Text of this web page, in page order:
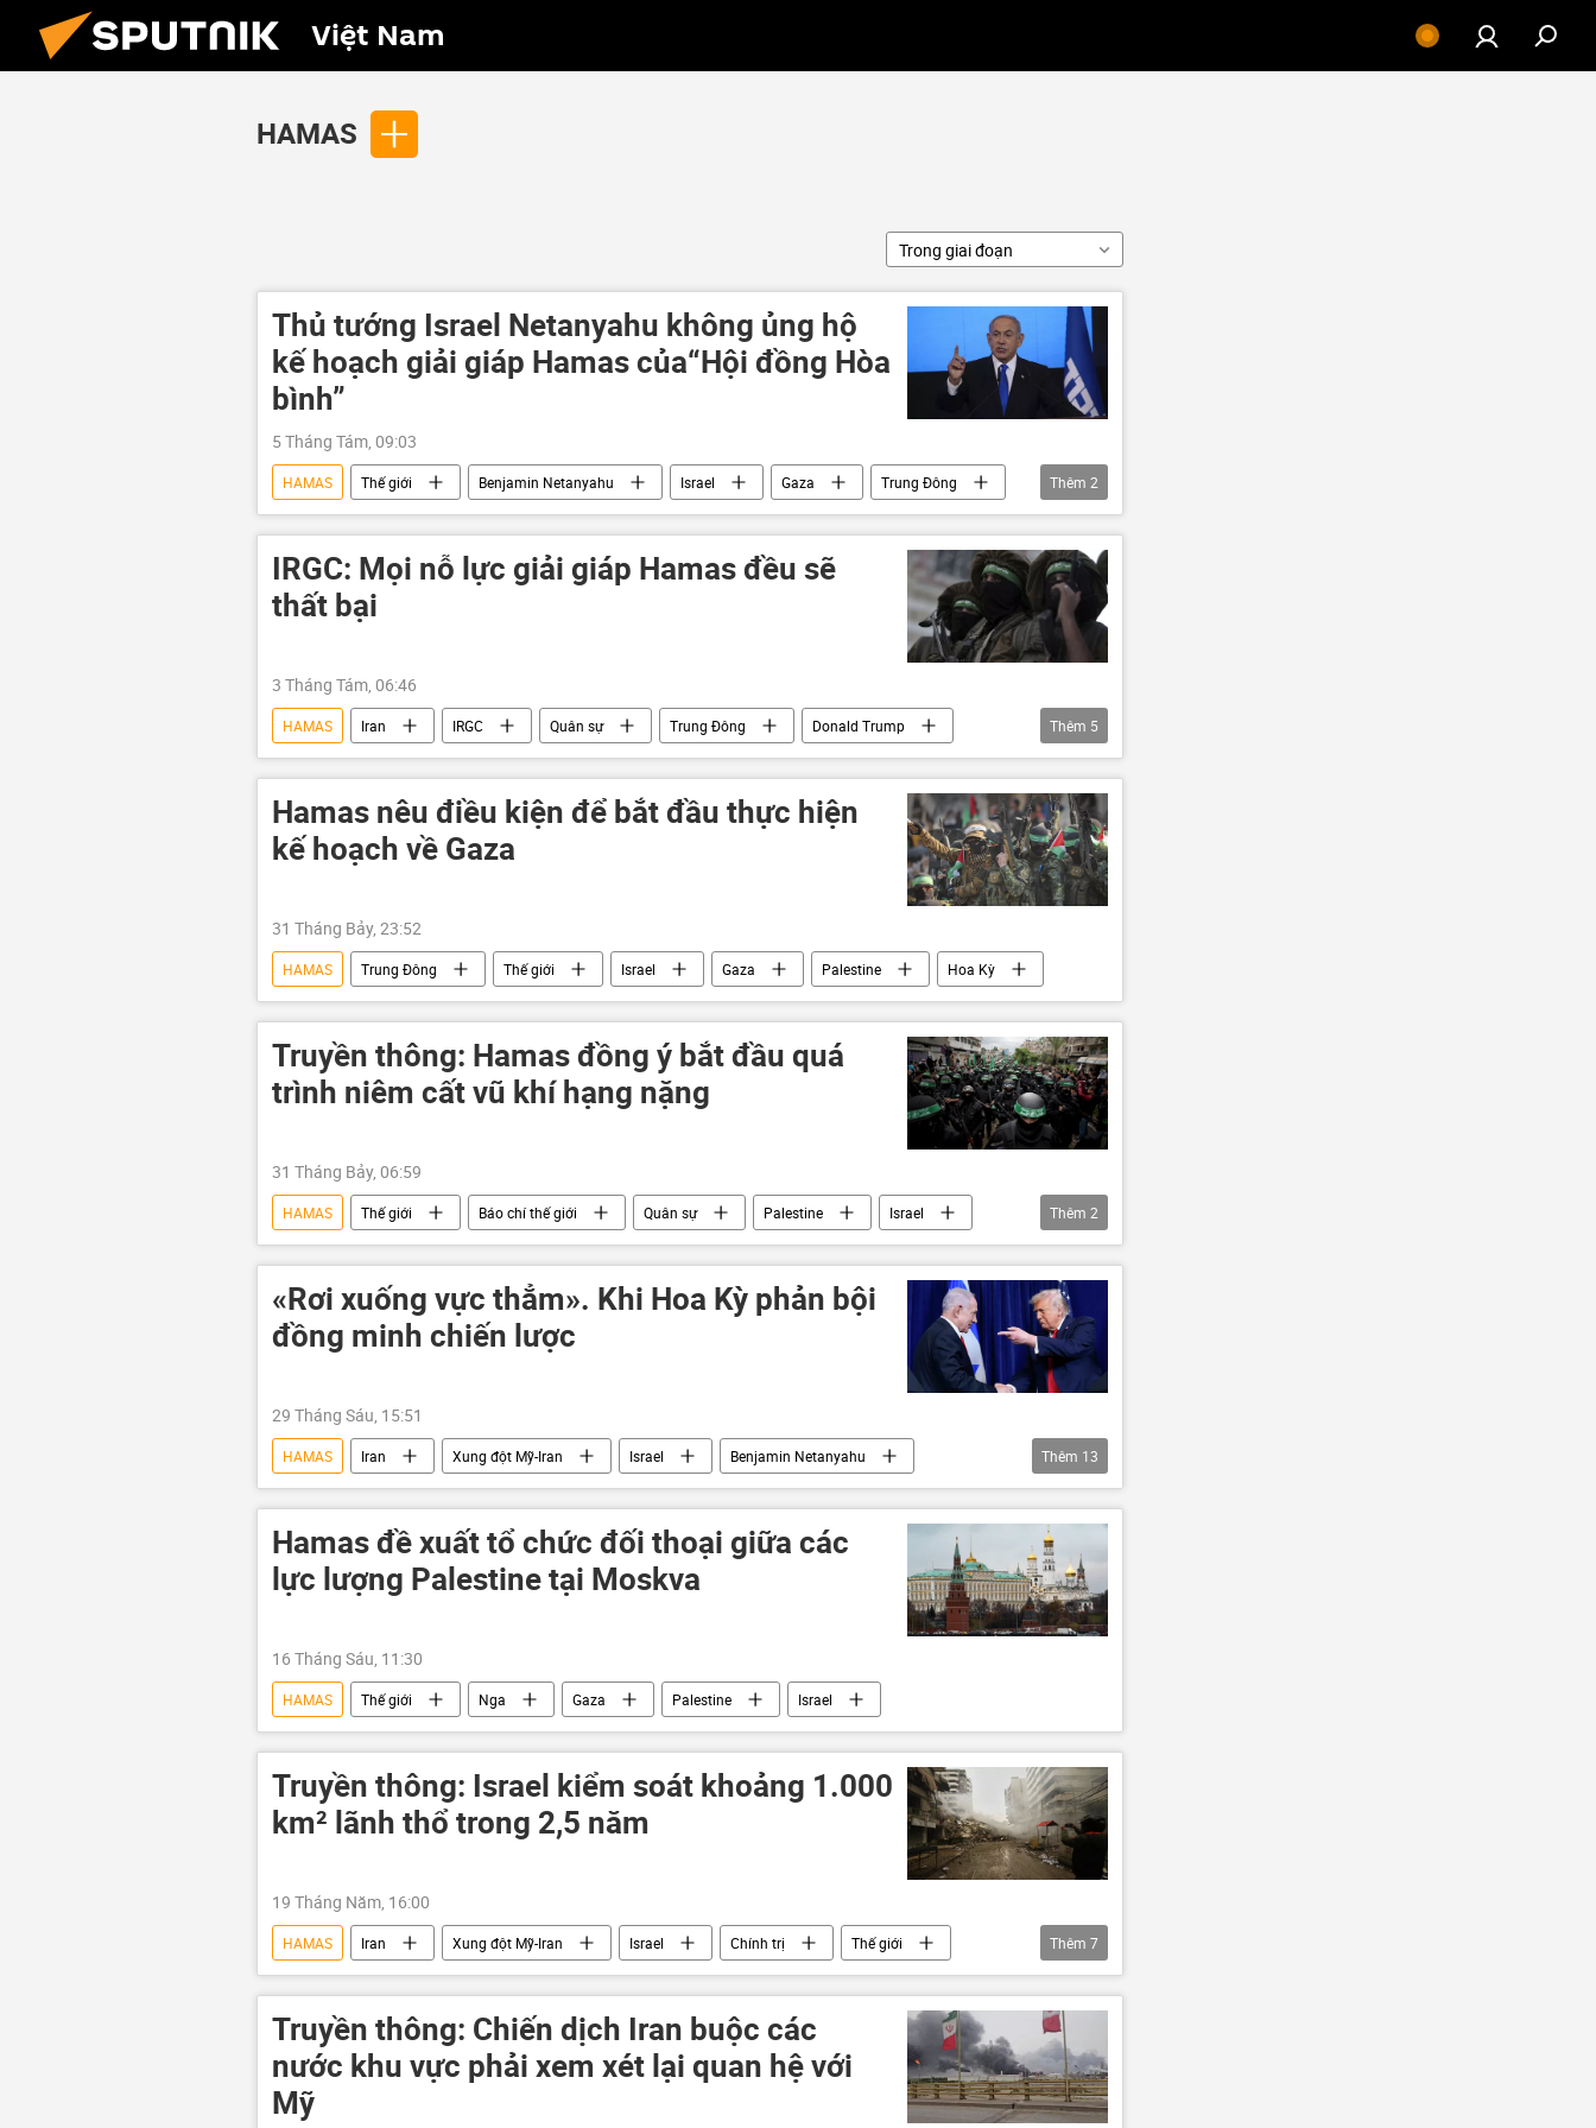
Việt Nam
HAMAS
Trong giai đoạn
Thủ tướng Israel Netanyahu không ủng hộ
kế hoạch giải giáp Hamas của“Hội đồng Hòa
bình”
5 Tháng Tám, 09:03
HAMAS Thế giới Benjamin Netanyahu Israel Gaza
Trung Đông
Donald Trump
Hoa Kỳ
Thêm 2
IRGC: Mọi nỗ lực giải giáp Hamas đều sẽ
thất bại
3 Tháng Tám, 06:46
HAMAS Iran IRGC Quân sự Trung Đông
Donald Trump
Hoa Kỳ
Xung đột Mỹ-Iran Gaza
Israel
Leo thang căng thẳng giữa Israel và Iran
Thêm 5
Hamas nêu điều kiện để bắt đầu thực hiện
kế hoạch về Gaza
31 Tháng Bảy, 23:52
HAMAS Trung Đông Thế giới Israel Gaza Palestine Hoa Kỳ
Truyền thông: Hamas đồng ý bắt đầu quá
trình niêm cất vũ khí hạng nặng
31 Tháng Bảy, 06:59
HAMAS Thế giới Báo chí thế giới Quân sự Palestine
Israel
Trung Đông
Gaza
Thêm 2
«Rơi xuống vực thẳm». Khi Hoa Kỳ phản bội
đồng minh chiến lược
29 Tháng Sáu, 15:51
HAMAS Iran Xung đột Mỹ-Iran Israel
Benjamin Netanyahu
"Hezbollah"
Chính trị Thế giới Hoa Kỳ
xung đột quân sự
xung đột
Chính sách Hungary Donald Trump
Romania
Canada
Quan điểm-Ý kiến Trung Đông
Thêm 13
Hamas đề xuất tổ chức đối thoại giữa các
lực lượng Palestine tại Moskva
16 Tháng Sáu, 11:30
HAMAS Thế giới Nga Gaza Palestine Israel
Truyền thông: Israel kiểm soát khoảng 1.000
km² lãnh thổ trong 2,5 năm
19 Tháng Năm, 16:00
HAMAS Iran Xung đột Mỹ-Iran Israel Chính trị
Thế giới
xung đột quân sự
xung đột Trung Đông Gaza
Palestine
Syria
Báo chí thế giới
Thêm 7
Truyền thông: Chiến dịch Iran buộc các
nước khu vực phải xem xét lại quan hệ với
Mỹ